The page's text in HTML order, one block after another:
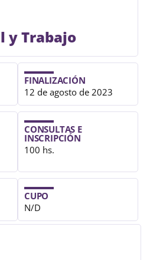
y Trabajo
FINALIZACIÓN
12 de agosto de 2023
CONSULTAS E
INSCRIPCIÓN
100 hs.
CUPO
N/D